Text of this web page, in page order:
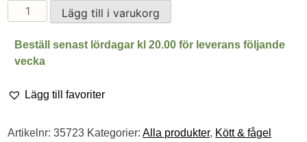
Fläskkarré
benfri
Lägg till i varukorg
Beställ senast lördagar kl 20.00 för leverans följande
vecka
Lägg till favoriter
Artikelnr:35723 Kategorier:Alla produkter, Kött & fågel